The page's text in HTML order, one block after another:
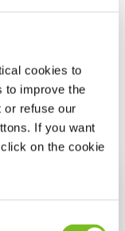
cookies to
to improve the
or refuse our
If you want
on the cookie
auch hier im